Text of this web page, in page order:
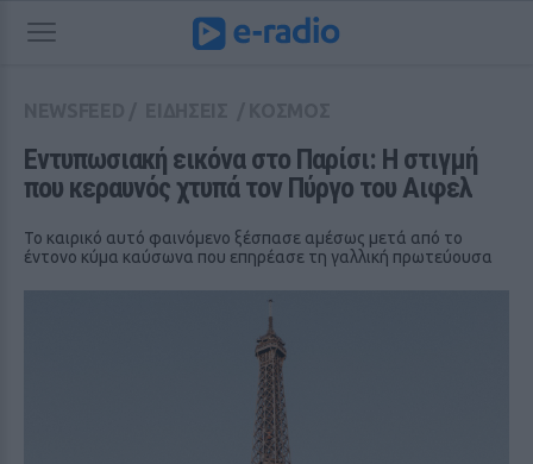
Εντυπωσιακή εικόνα στο Παρίσι: Η στιγμή
που κεραυνός χτυπά τον Πύργο του Αιφελ
Το καιρικό αυτό φαινόμενο ξέσπασε αμέσως μετά από το
έντονο κύμα καύσωνα που επηρέασε τη γαλλική πρωτεύουσα